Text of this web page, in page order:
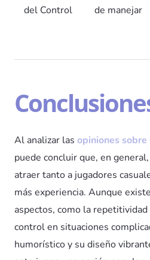
del Control
de manejar
Al analizar las opiniones sobre
puede concluir que, en
atraer tanto a jugadores
más experiencia. Aunque
aspectos, como la
control en situaciones
humorístico y su diseño